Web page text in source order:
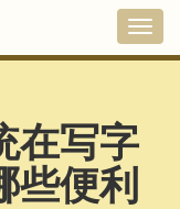
切
在写字
些便利